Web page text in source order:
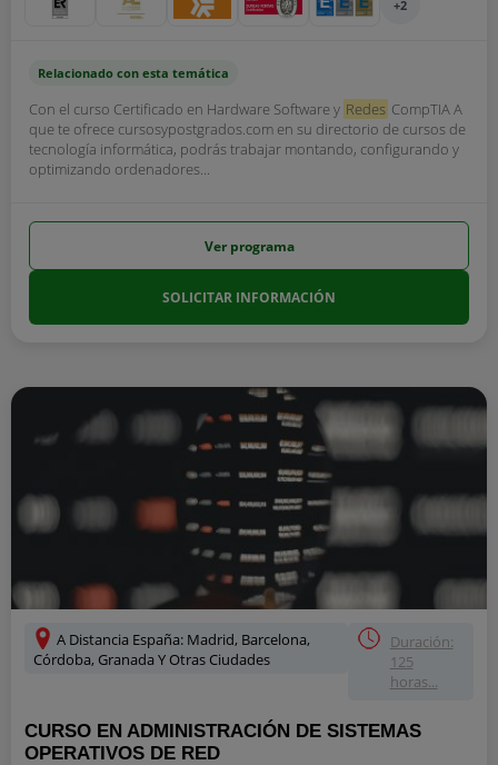
+2
Relacionado con esta temática
Con el curso Certificado en Hardware Software y Redes CompTIA A
que te ofrece cursosypostgrados.com en su directorio de cursos de
tecnología informática, podrás trabajar montando, configurando y
optimizando ordenadores...
Ver programa
SOLICITAR INFORMACIÓN
A Distancia España: Madrid, Barcelona,
Córdoba, Granada Y Otras Ciudades
Duración:
125
horas...
CURSO EN ADMINISTRACIÓN DE SISTEMAS
OPERATIVOS DE RED